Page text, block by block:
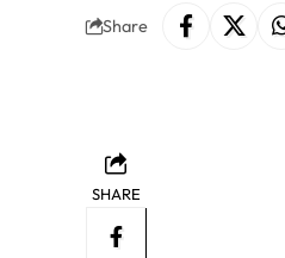
Share
SHARE